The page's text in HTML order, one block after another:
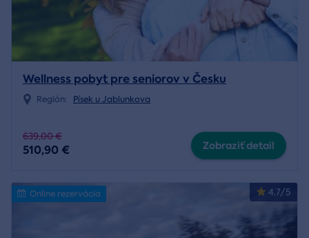
Wellness pobyt pre seniorov v Česku
Región: Písek u Jablunkova
639,00 €
510,90 € Zobraziť detail
4.7/5
Online rezervácia